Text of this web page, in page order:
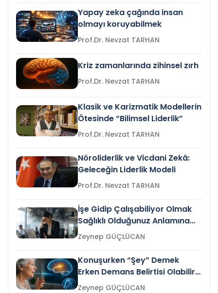
Yapay zeka çağında insan
olmayı koruyabilmek
Prof.Dr. Nevzat TARHAN
Kriz zamanlarında zihinsel zırh
Prof.Dr. Nevzat TARHAN
Klasik ve Karizmatik Modellerin
Ötesinde “Bilimsel Liderlik”
Prof.Dr. Nevzat TARHAN
Nöroliderlik ve Vicdani Zekâ:
Geleceğin Liderlik Modeli
Prof.Dr. Nevzat TARHAN
İşe Gidip Çalışabiliyor Olmak
Sağlıklı Olduğunuz Anlamına
Gelir mi?Zeynep GÜÇLÜCAN
Konuşurken “Şey” Demek
Erken Demans Belirtisi Olabilir
mi?
Zeynep GÜÇLÜCAN